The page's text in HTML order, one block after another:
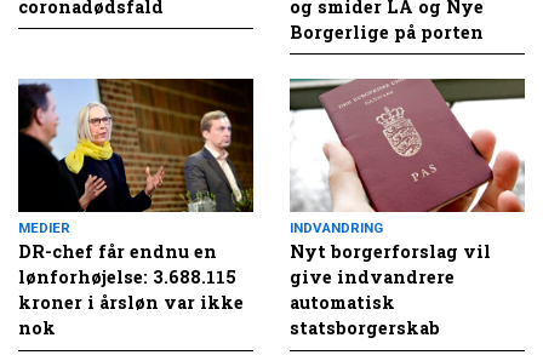
coronadødsfald
og smider LA og Nye
Borgerlige på porten
MEDIER
DR-chef får endnu en
lønforhøjelse: 3.688.115
kroner i årsløn var ikke
nok
INDVANDRING
Nyt borgerforslag vil
give indvandrere
automatisk
statsborgerskab